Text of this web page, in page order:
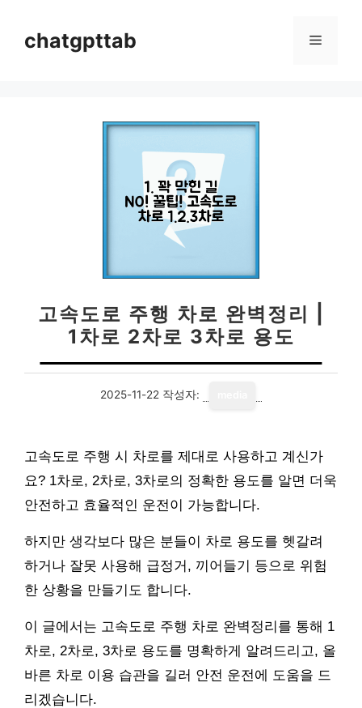
chatgpttab 메
고속도로 주행 차로 완벽정리 |
1차로 2차로 3차로 용도
2025-11-22 작성자:
고속도로 주행 시 차로를 제대로 사용하고 계신가
요? 1차로, 2차로, 3차로의 정확한 용도를 알면 더욱
안전하고 효율적인 운전이 가능합니다.
하지만 생각보다 많은 분들이 차로 용도를 헷갈려
하거나 잘못 사용해 급정거, 끼어들기 등으로 위험
한 상황을 만들기도 합니다.
이 글에서는 고속도로 주행 차로 완벽정리를 통해 1
차로, 2차로, 3차로 용도를 명확하게 알려드리고, 올
바른 차로 이용 습관을 길러 안전 운전에 도움을 드
리겠습니다.